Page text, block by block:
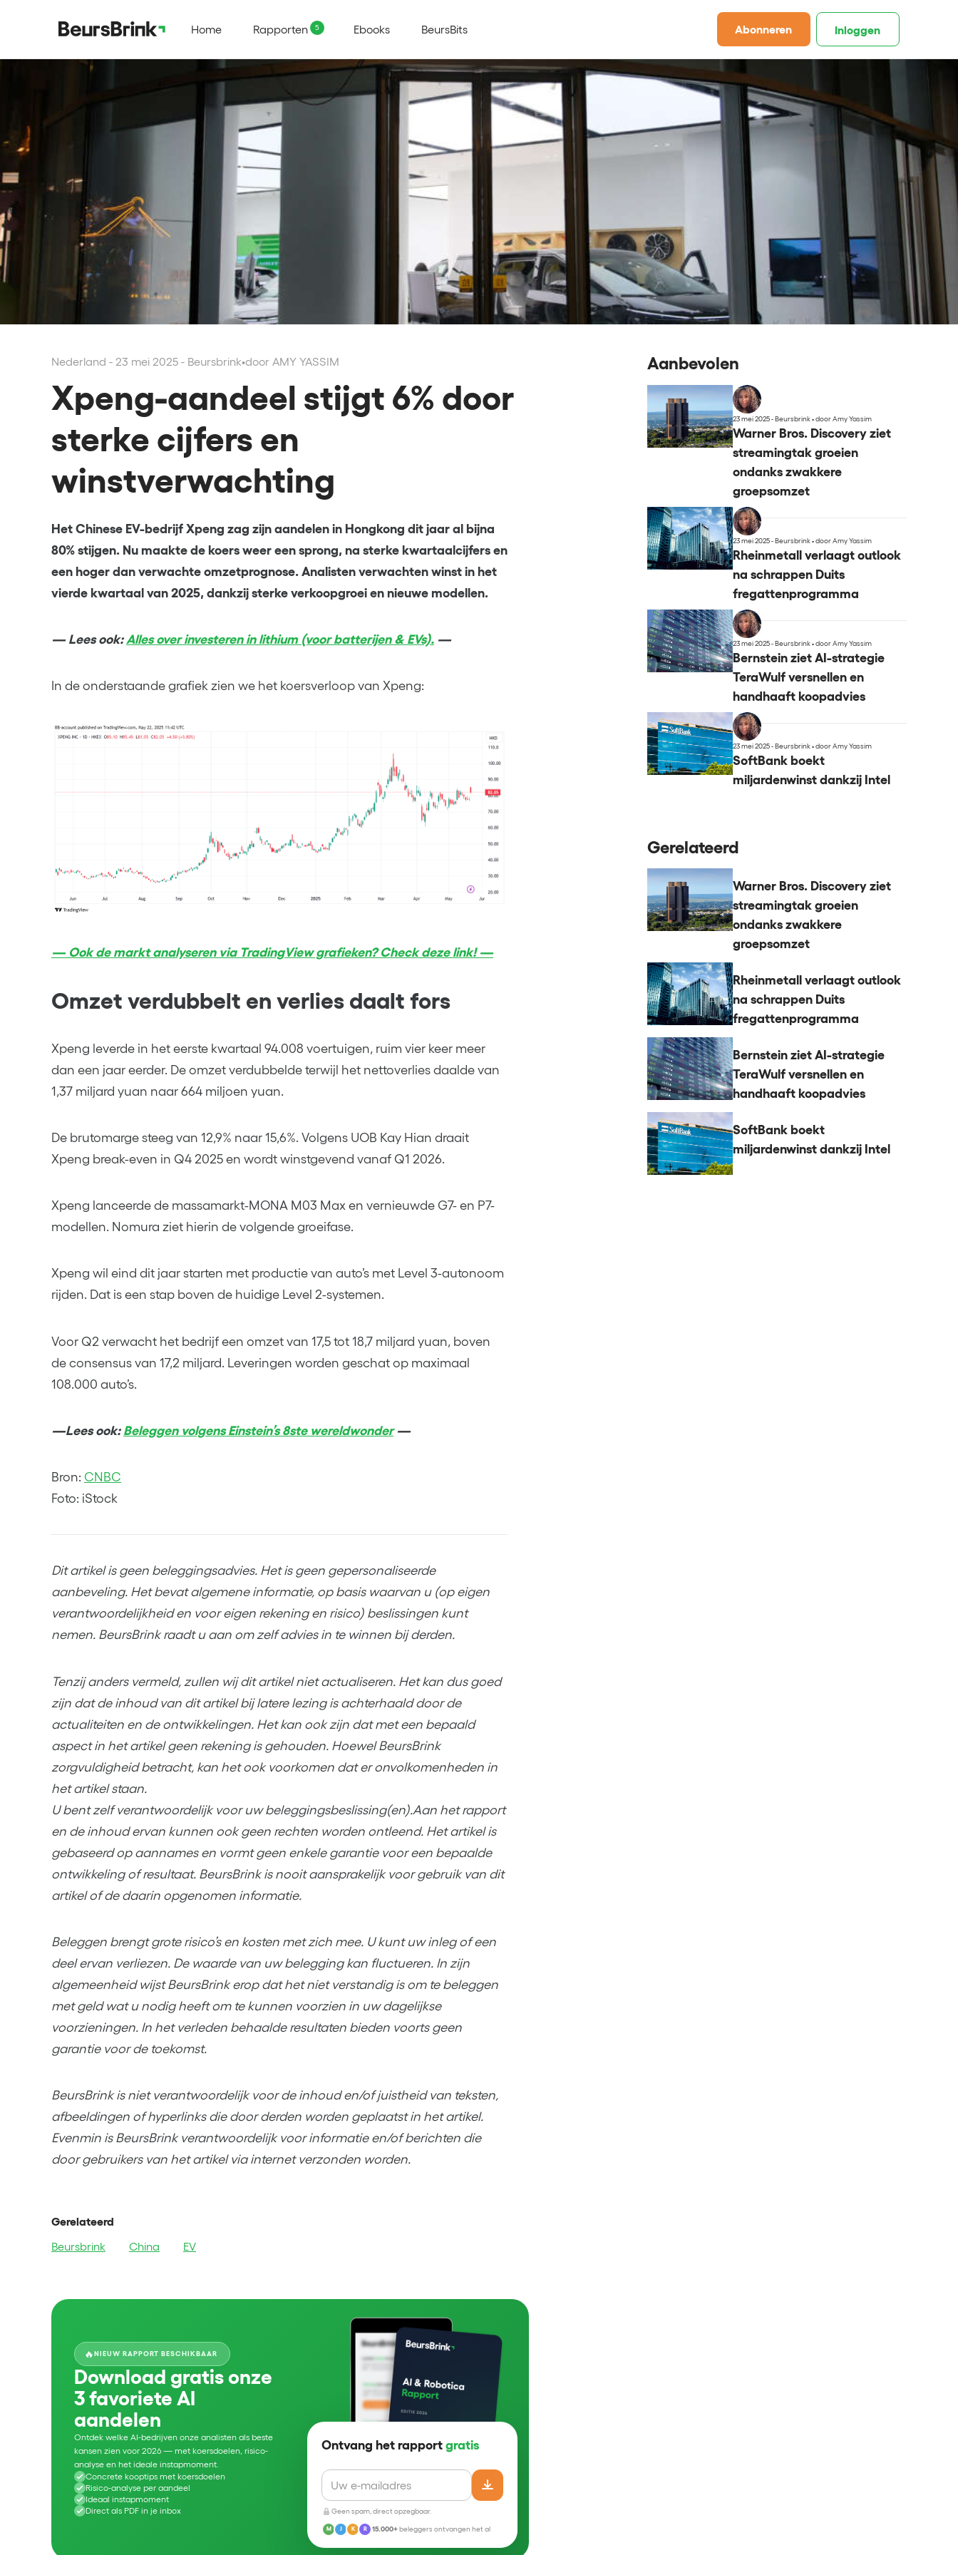
Home Rapporten Ebooks BeursBits Abonneren Inloggen
Nederland - 23 mei 2025 - Beursbrink•door AMY YASSIM
Xpeng-aandeel stijgt 6% door
sterke cijfers en
winstverwachting
Het Chinese EV-bedrijf Xpeng zag zijn aandelen in Hongkong dit jaar al bijna
80% stijgen. Nu maakte de koers weer een sprong, na sterke kwartaalcijfers en
een hoger dan verwachte omzetprognose. Analisten verwachten winst in het
vierde kwartaal van 2025, dankzij sterke verkoopgroei en nieuwe modellen.
— Lees ook:Alles over investeren in lithium (voor batterijen & EVs). —
In de onderstaande grafiek zien we het koersverloop van Xpeng:
— Ook de markt analyseren via TradingView grafieken? Check deze link! —
Omzet verdubbelt en verlies daalt fors
Xpeng leverde in het eerste kwartaal 94.008 voertuigen, ruim vier keer meer
dan een jaar eerder. De omzet verdubbelde terwijl het nettoverlies daalde van
1,37 miljard yuan naar 664 miljoen yuan.
De brutomarge steeg van 12,9% naar 15,6%. Volgens UOB Kay Hian draait
Xpeng break-even in Q4 2025 en wordt winstgevend vanaf Q1 2026.
Xpeng lanceerde de massamarkt-MONA M03 Max en vernieuwde G7- en P7-
modellen. Nomura ziet hierin de volgende groeifase.
Xpeng wil eind dit jaar starten met productie van auto’s met Level 3-autonoom
rijden. Dat is een stap boven de huidige Level 2-systemen.
Voor Q2 verwacht het bedrijf een omzet van 17,5 tot 18,7 miljard yuan, boven
de consensus van 17,2 miljard. Leveringen worden geschat op maximaal
108.000 auto’s.
—Lees ook: Beleggen volgens Einstein’s 8ste wereldwonder—
Bron: CNBC
Foto: iStock
Dit artikel is geen beleggingsadvies. Het is geen gepersonaliseerde
aanbeveling. Het bevat algemene informatie, op basis waarvan u (op eigen
verantwoordelijkheid en voor eigen rekening en risico) beslissingen kunt
nemen. BeursBrink raadt u aan om zelf advies in te winnen bij derden.
Tenzij anders vermeld, zullen wij dit artikel niet actualiseren. Het kan dus goed
zijn dat de inhoud van dit artikel bij latere lezing is achterhaald door de
actualiteiten en de ontwikkelingen. Het kan ook zijn dat met een bepaald
aspect in het artikel geen rekening is gehouden. Hoewel BeursBrink
zorgvuldigheid betracht, kan het ook voorkomen dat er onvolkomenheden in
het artikel staan.
U bent zelf verantwoordelijk voor uw beleggingsbeslissing(en).Aan het rapport
en de inhoud ervan kunnen ook geen rechten worden ontleend. Het artikel is
gebaseerd op aannames en vormt geen enkele garantie voor een bepaalde
ontwikkeling of resultaat. BeursBrink is nooit aansprakelijk voor gebruik van dit
artikel of de daarin opgenomen informatie.
Beleggen brengt grote risico’s en kosten met zich mee. U kunt uw inleg of een
deel ervan verliezen. De waarde van uw belegging kan fluctueren. In zijn
algemeenheid wijst BeursBrink erop dat het niet verstandig is om te beleggen
met geld wat u nodig heeft om te kunnen voorzien in uw dagelijkse
voorzieningen. In het verleden behaalde resultaten bieden voorts geen
garantie voor de toekomst.
BeursBrink is niet verantwoordelijk voor de inhoud en/of juistheid van teksten,
afbeeldingen of hyperlinks die door derden worden geplaatst in het artikel.
Evenmin is BeursBrink verantwoordelijk voor informatie en/of berichten die
door gebruikers van het artikel via internet verzonden worden.
Gerelateerd
Beursbrink
China EV
🔥NIEUW RAPPORT BESCHIKBAAR
Download gratis onze
3 favoriete AI
aandelen
Ontdek welke AI-bedrijven onze analisten als beste
kansen zien voor 2026 — met koersdoelen, risico-
analyse en het ideale instapmoment.
Concrete kooptips met koersdoelen
Risico-analyse per aandeel
Ideaal instapmoment
Direct als PDF in je inbox
Ontvang het rapport gratis
Geen spam, direct opzegbaar.
M J K R 15.000+beleggers ontvangen het al
Aanbevolen
23 mei 2025 - Beursbrink•door Amy Yassim
Warner Bros. Discovery ziet
streamingtak groeien
ondanks zwakkere
groepsomzet
23 mei 2025 - Beursbrink•door Amy Yassim
Rheinmetall verlaagt outlook
na schrappen Duits
fregattenprogramma
23 mei 2025 - Beursbrink•door Amy Yassim
Bernstein ziet AI-strategie
TeraWulf versnellen en
handhaaft koopadvies
23 mei 2025 - Beursbrink•door Amy Yassim
SoftBank boekt
miljardenwinst dankzij Intel
Gerelateerd
Warner Bros. Discovery ziet
streamingtak groeien
ondanks zwakkere
groepsomzet
Rheinmetall verlaagt outlook
na schrappen Duits
fregattenprogramma
Bernstein ziet AI-strategie
TeraWulf versnellen en
handhaaft koopadvies
SoftBank boekt
miljardenwinst dankzij Intel